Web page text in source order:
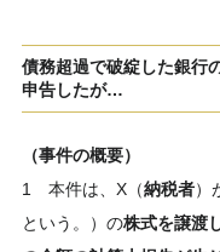
債務超過で破綻した銀行
申告したが…
（事件の概要）
1 本件は、X（納税者）
という。）の株式を譲渡